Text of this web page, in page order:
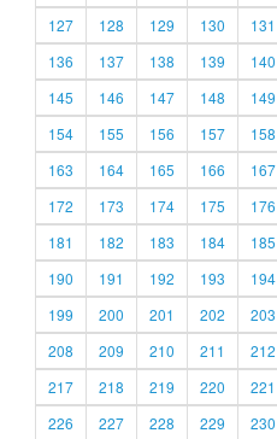
127
128 129 130 131
136
137 138 139 140
145
146 147 148 149
154
155 156 157 158
163
164 165 166 167
172
173 174 175 176
181
182 183 184 185
190
191 192 193 194
199
200 201 202 203
208
209 210 211 212
217
218 219 220 221
226
227 228 229 230